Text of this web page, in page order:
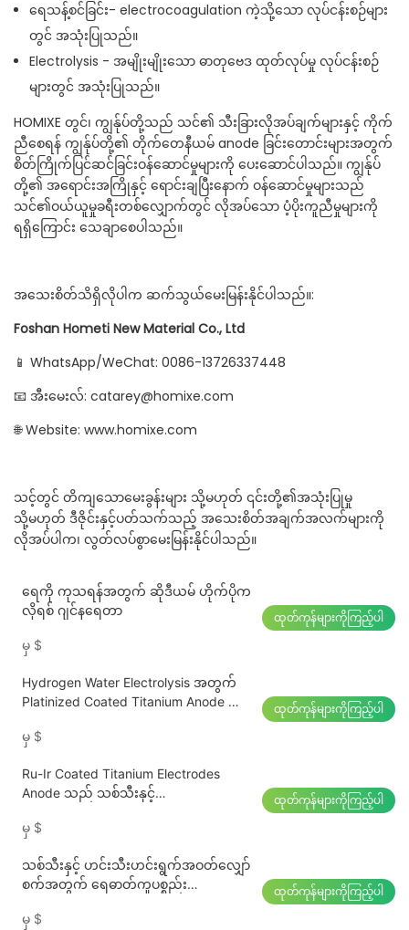
ရေသန့်စင်ခြင်း- electrocoagulation ကဲ့သို့သော လုပ်ငန်းစဉ်များ
တွင် အသုံးပြုသည်။
Electrolysis - အမျိုးမျိုးသော ဓာတုဗေဒ ထုတ်လုပ်မှု လုပ်ငန်းစဉ်
များတွင် အသုံးပြုသည်။
HOMIXE တွင်၊ ကျွန်ုပ်တို့သည် သင်၏ သီးခြားလိုအပ်ချက်များနှင့် ကိုက်
ညီစေရန် ကျွန်ုပ်တို့၏ တိုက်တေနီယမ် anode ခြင်းတောင်းများအတွက်
စိတ်ကြိုက်ပြင်ဆင်ခြင်းဝန်ဆောင်မှုများကို ပေးဆောင်ပါသည်။ ကျွန်ုပ်
တို့၏ အရောင်းအကြိုနှင့် ရောင်းချပြီးနောက် ဝန်ဆောင်မှုများသည်
သင်၏ဝယ်ယူမှုခရီးတစ်လျှောက်တွင် လိုအပ်သော ပံ့ပိုးကူညီမှုများကို
ရရှိကြောင်း သေချာစေပါသည်။
အသေးစိတ်သိရှိလိုပါက ဆက်သွယ်မေးမြန်းနိုင်ပါသည်။:
Foshan Hometi New Material Co., Ltd
📱 WhatsApp/WeChat: 0086-13726337448
📧 အီးမေးလ်: catarey@homixe.com
🌐 Website: www.homixe.com
သင့်တွင် တိကျသောမေးခွန်းများ သို့မဟုတ် ၎င်းတို့၏အသုံးပြုမှု
သို့မဟုတ် ဒီဇိုင်းနှင့်ပတ်သက်သည့် အသေးစိတ်အချက်အလက်များကို
လိုအပ်ပါက၊ လွတ်လပ်စွာမေးမြန်းနိုင်ပါသည်။
ရေကို ကုသရန်အတွက် ဆိုဒီယမ် ဟိုက်ပိုက
လိုရစ် ဂျင်နရေတာ
မှ $
ထုတ်ကုန်များကိုကြည့်ပါ
Hydrogen Water Electrolysis အတွက်
Platinized Coated Titanium Anode ပြား
မှ $
ထုတ်ကုန်များကိုကြည့်ပါ
Ru-Ir Coated Titanium Electrodes
Anode သည် သစ်သီးနှင့်
ဖြစ်သည်။
မှ $
ထုတ်ကုန်များကိုကြည့်ပါ
သစ်သီးနှင့် ဟင်းသီးဟင်းရွက်အဝတ်လျှော်
စက်အတွက် ရေဓာတ်ကူပစ္စည်း
မှ $
ထုတ်ကုန်များကိုကြည့်ပါ